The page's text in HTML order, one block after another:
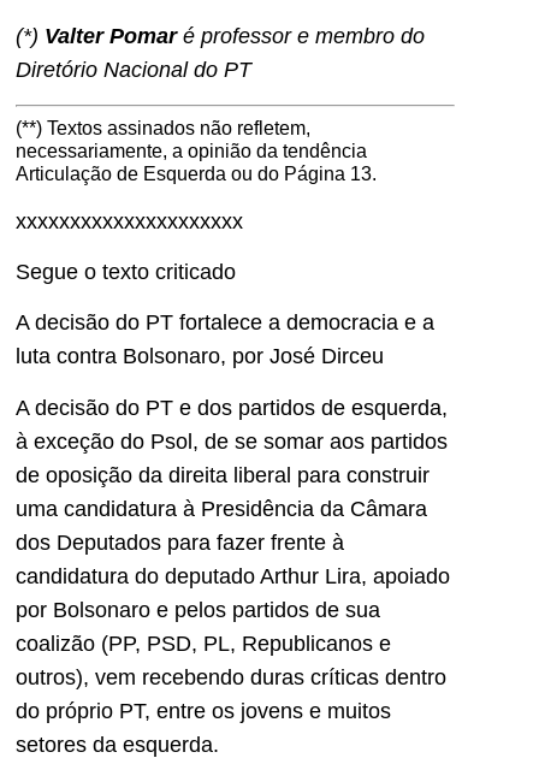
(*) Valter Pomaré professor e membro do
Diretório Nacional do PT
(**) Textos assinados não refletem,
necessariamente, a opinião da tendência
Articulação de Esquerda ou do Página 13.
xxxxxxxxxxxxxxxxxxxxx
Segue o texto criticado
A decisão do PT fortalece a democracia e a
luta contra Bolsonaro, por José Dirceu
A decisão do PT e dos partidos de esquerda,
à exceção do Psol, de se somar aos partidos
de oposição da direita liberal para construir
uma candidatura à Presidência da Câmara
dos Deputados para fazer frente à
candidatura do deputado Arthur Lira, apoiado
por Bolsonaro e pelos partidos de sua
coalizão (PP, PSD, PL, Republicanos e
outros), vem recebendo duras críticas dentro
do próprio PT, entre os jovens e muitos
setores da esquerda.